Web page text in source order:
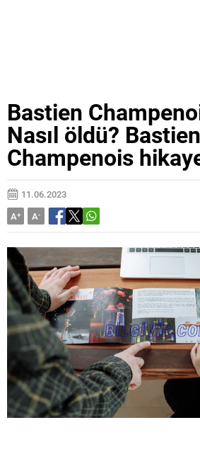
Bastien
Nasıl öldü? Bastien
Champenois
11.06.2023
A+ A-